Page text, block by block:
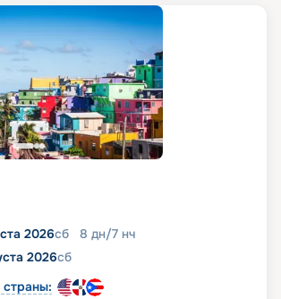
2026сб 8 дн/7 нч
2026сб
страны: